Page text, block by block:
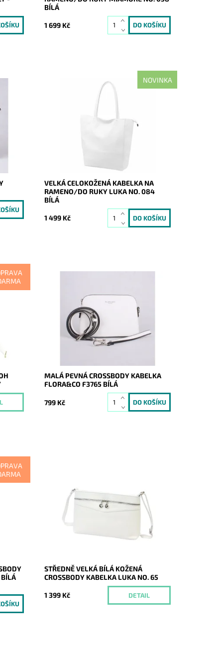
BÍLÁ
1 699 Kč
na
NOVINKA
Nadčasová, velká, měkoučká, kožená,
bílá se stříbrnými doplňky na formát A4
Skladem
VELKÁ CELOKOŽENÁ KABELKA NA
RAMENO/DO RUKY LUKA NO. 084
BÍLÁ
1 499 Kč
který
se
FLORA&CO se stříbrnými doplňky je
malého rozměru, ale velká v
oblíbenosti.
Dostupnost:
Skladem
16848
FLORA&CO
MALÁ PEVNÁ CROSSBODY KABELKA
FLORA&CO F3765 BÍLÁ
799 Kč
BÍLÁ
kabelka značky Luka v čisté bílé barvě.
Dostupnost:
Momentálně
nedostupné
2 roky
STŘEDNĚ VELKÁ BÍLÁ KOŽENÁ
CROSSBODY KABELKA LUKA NO. 65
1 399 Kč DETAIL